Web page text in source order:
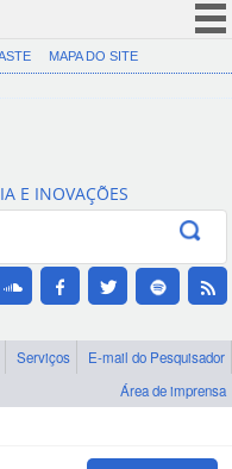
CORONAVÍRUS (COVID-19)
Canais
MAPA DO SITE
E INOVAÇÕES
Serviços
E-mail do Pesquisador
Área de imprensa